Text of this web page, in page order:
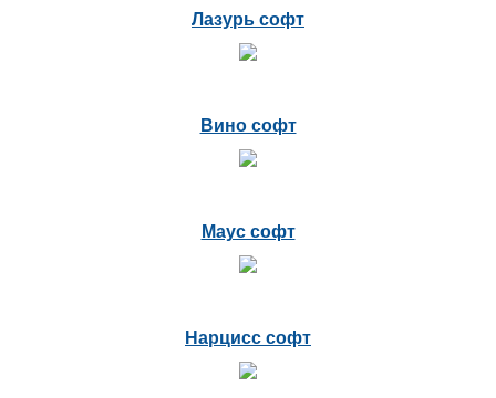
Лазурь софт
Вино софт
Маус софт
Нарцисс софт